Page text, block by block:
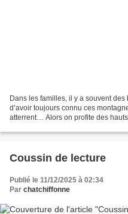
Dans les familles, il y a souvent des
d’avoir toujours connu ces
atterrent… Alors on profite des
Coussin de lecture
Publié le 11/12/2025 à 02:34
Par chatchiffonne